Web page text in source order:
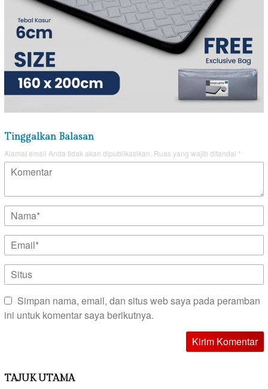
Tinggalkan Balasan
Alamat email Anda tidak akan dipublikasikan. Ruas yang wajib ditandai *
Simpan nama, email, dan situs web saya pada peramban
ini untuk komentar saya berikutnya.
TAJUK UTAMA